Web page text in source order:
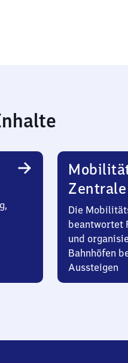
Zentrale
Die
beantwortet
und
Bahnhöfen
Aussteigen